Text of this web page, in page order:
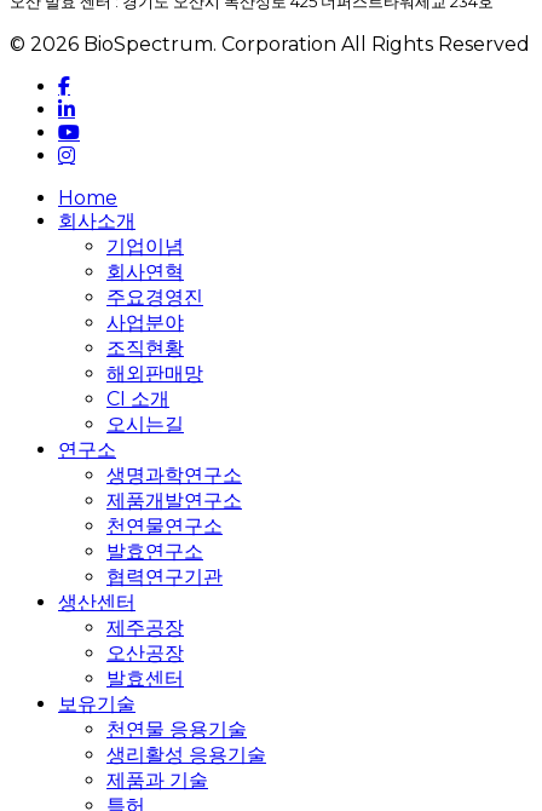
© 2026 BioSpectrum. Corporation All Rights Reserved
facebook
linkedin
youtube
instagram
Close
Menu
Home
회사소개
기업이념
회사연혁
주요경영진
사업분야
조직현황
해외판매망
CI 소개
오시는길
연구소
생명과학연구소
제품개발연구소
천연물연구소
발효연구소
협력연구기관
생산센터
제주공장
오산공장
발효센터
보유기술
천연물 응용기술
생리활성 응용기술
제품과 기술
특허